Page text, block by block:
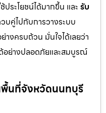
ระโยชน์ได้มากขึ้น และ รับ
บคู่ไปกับการวางระบบ
างครบถ้วน มั่นใจได้เลยว่า
อย่างปลอดภัยและสมบูรณ์
พื้นที่จังหวัดนนทบุรี